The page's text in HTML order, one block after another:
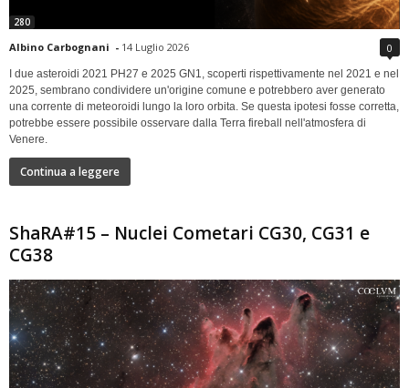
280
Albino Carbognani - 14 Luglio 2026 0
I due asteroidi 2021 PH27 e 2025 GN1, scoperti rispettivamente nel 2021 e nel
2025, sembrano condividere un'origine comune e potrebbero aver generato
una corrente di meteoroidi lungo la loro orbita. Se questa ipotesi fosse corretta,
potrebbe essere possibile osservare dalla Terra fireball nell'atmosfera di
Venere.
Continua a leggere
ShaRA#15 – Nuclei Cometari CG30, CG31 e
CG38